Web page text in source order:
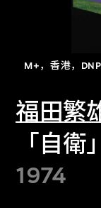
M+，香港，
福田繁
「自衛
1974
文化藏品